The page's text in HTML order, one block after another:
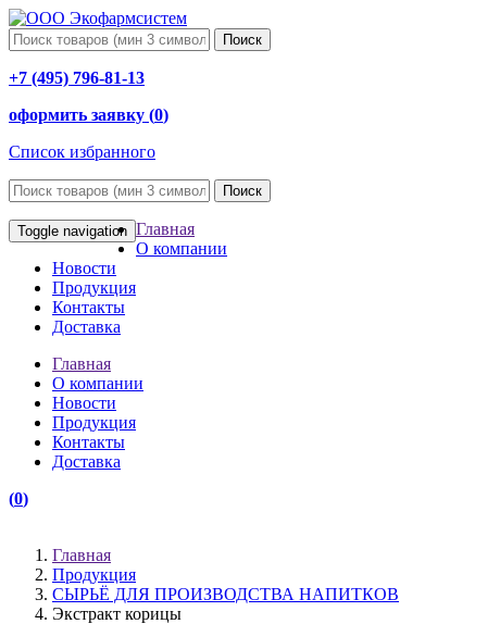
Поиск
+7 (495) 796-81-13
оформить заявку (0)
Список избранного
Поиск
Toggle navigation Главная
О компании
Новости
Продукция
Контакты
Доставка
Главная
О компании
Новости
Продукция
Контакты
Доставка
(0)
Главная
Продукция
СЫРЬЁ ДЛЯ ПРОИЗВОДСТВА НАПИТКОВ
Экстракт корицы